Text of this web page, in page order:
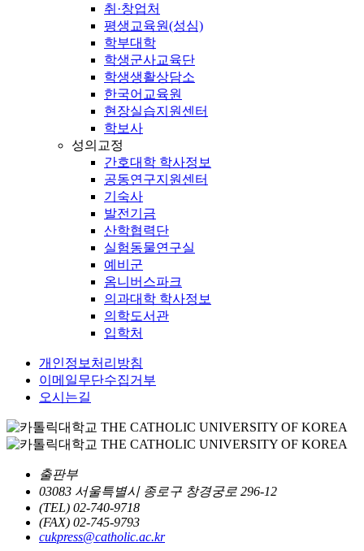
취·창업처
평생교육원(성심)
학부대학
학생군사교육단
학생생활상담소
한국어교육원
현장실습지원센터
학보사
성의교정
간호대학 학사정보
공동연구지원센터
기숙사
발전기금
산학협력단
실험동물연구실
예비군
옴니버스파크
의과대학 학사정보
의학도서관
입학처
개인정보처리방침
이메일무단수집거부
오시는길
출판부
03083 서울특별시 종로구 창경궁로 296-12
(TEL) 02-740-9718
(FAX) 02-745-9793
cukpress@catholic.ac.kr